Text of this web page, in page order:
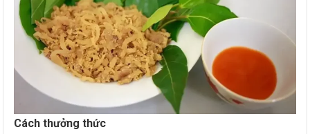
Cách thưởng thức